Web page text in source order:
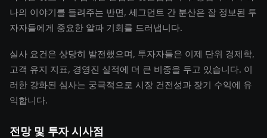
나의 이야기를 들려주는 반면, 세그먼트 간 분산은 잘 정보된 투
자자들에게 중요한 알파 기회를 드러냅니다.
실사 요건은 상당히 발전했으며, 투자자들은 이제 단위 경제학,
고객 유지 지표, 경영진 실적에 더 큰 비중을 두고 있습니다. 이
러한 강화된 심사는 궁극적으로 시장 건전성과 장기 수익에 유
익합니다.
전망 및 투자 시사점